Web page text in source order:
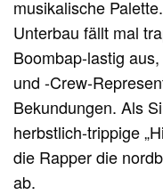
musikalische
Unterbau fällt mal
Boombap-lastig
und -Crew-
Bekundungen. Als
herbstlich-trippige
die Rapper die
ab.